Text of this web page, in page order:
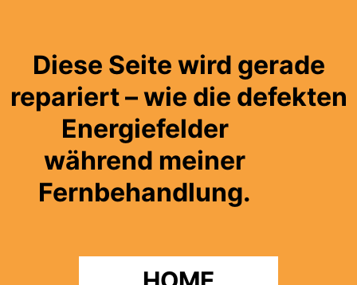
Diese Seite wird gerade
repariert – wie die defekten
Energiefelder
während meiner
Fernbehandlung.